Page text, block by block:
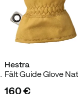
Black
Hestra
Fält Guide Glove
160 €